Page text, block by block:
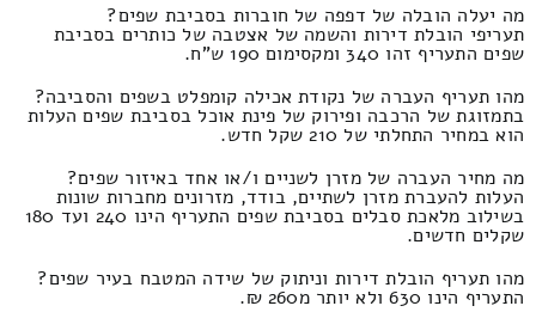
מה יעלה הובלה של דפפה של חוברות בסביבת שפים?
תעריפי הובלת דירות והשמה של אצטבה של כותרים בסביבת
שפים התעריף זהו 340 ומקסימום 190 ש"ח.
מהו תעריף העברה של נקודת אכילה קומפלט בשפים והסביבה?
בתמזוגת של הרכבה ופירוק של פינת אוכל בסביבת שפים העלות
הוא במחיר התחלתי של 210 שקל חדש.
מה מחיר העברה של מזרן לשניים ו/או אחד באיזור שפים?
העלות להעברת מזרן לשתיים, בודד, מזרונים מחברות שונות
בשילוב מלאכת סבלים בסביבת שפים התעריף הינו 240 ועד 180
שקלים חדשים.
מהו תעריף הובלת דירות וניתוק של שידה המטבח בעיר שפים?
התעריף הינו 630 ולא יותר מ260 ₪.